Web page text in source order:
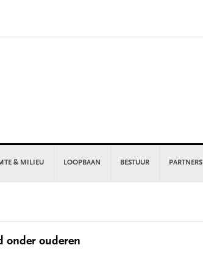
& MILIEU LOOPBAAN BESTUUR PARTNERS
onder ouderen